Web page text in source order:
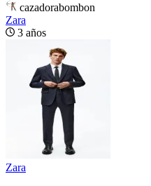
cazadorabombon
Zara
3 años
Zara